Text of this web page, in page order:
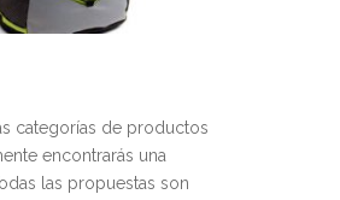
categorías de productos
encontrarás una
las propuestas son